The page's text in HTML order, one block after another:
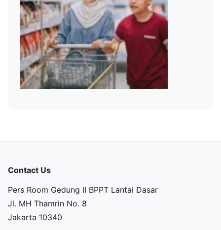
Contact Us
Pers Room Gedung II BPPT Lantai Dasar
Jl. MH Thamrin No. 8
Jakarta 10340